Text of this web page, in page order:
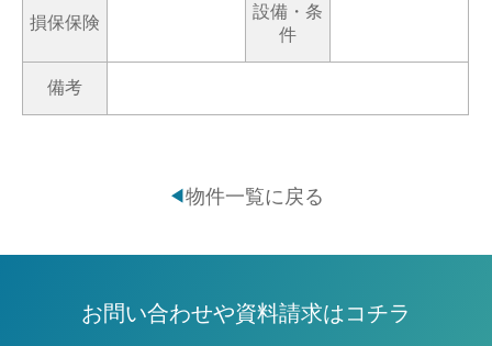
損保保険
設備・条
件
備考
◀物件一覧に戻る
お問い合わせや資料請求はコチラ